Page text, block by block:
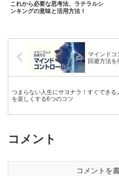
これから必要な思考法、ラテラルシ
ンキングの意味と活用方法！
マインド
回避方法を
つまらない人生にサヨナラ！すぐできる
を楽しくする6つのコツ
コメント
コメントを